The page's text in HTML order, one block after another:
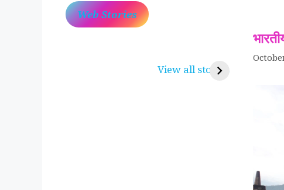
Web Stories
View all stories
करुणा व प्रेम का प्रतीक
लोकदेवता बाबा रामदेव ~
रामसा पीर, रुणेचा रा धणी,